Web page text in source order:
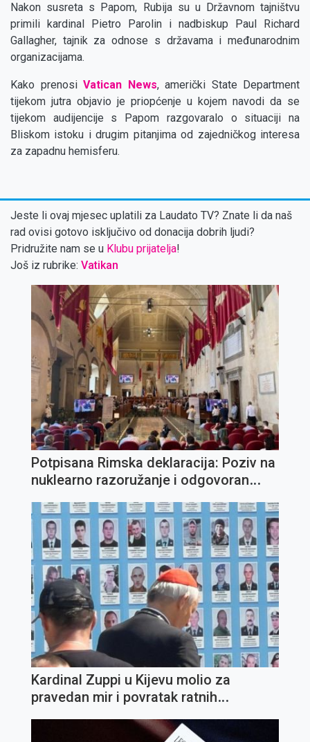
Nakon susreta s Papom, Rubija su u Državnom tajništvu
primili kardinal Pietro Parolin i nadbiskup Paul Richard
Gallagher, tajnik za odnose s državama i međunarodnim
organizacijama.
Kako prenosi Vatican News, američki State Department
tijekom jutra objavio je priopćenje u kojem navodi da se
tijekom audijencije s Papom razgovaralo o situaciji na
Bliskom istoku i drugim pitanjima od zajedničkog interesa
za zapadnu hemisferu.
Jeste li ovaj mjesec uplatili za Laudato TV? Znate li da naš
rad ovisi gotovo isključivo od donacija dobrih ljudi?
Pridružite nam se u Klubu prijatelja!
Još iz rubrike: Vatikan
Potpisana Rimska deklaracija: Poziv na
nuklearno razoružanje i odgovoran
Kardinal Zuppi u Kijevu molio za
pravedan mir i povratak ratnih